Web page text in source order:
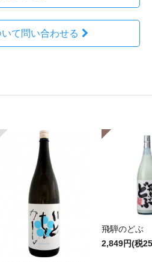
て問い合わせる
飛騨のどぶ
2,849円(税